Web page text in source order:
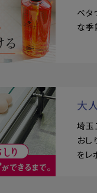
ベタ
な季
大
埼玉
おし
をレ